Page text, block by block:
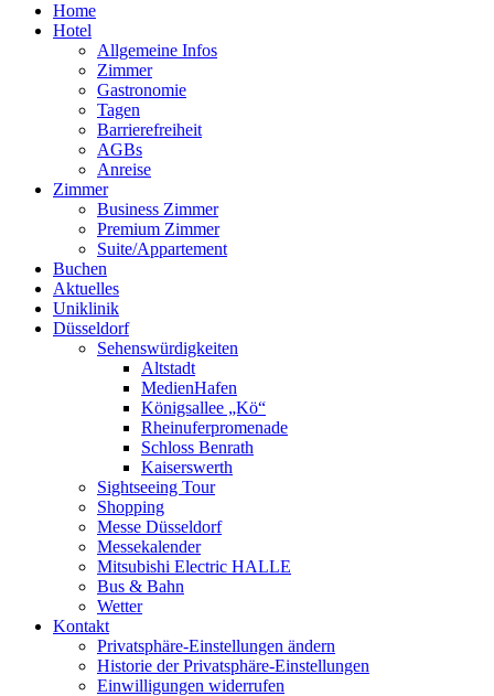
Home
Hotel
Allgemeine Infos
Zimmer
Gastronomie
Tagen
Barrierefreiheit
AGBs
Anreise
Zimmer
Business Zimmer
Premium Zimmer
Suite/Appartement
Buchen
Aktuelles
Uniklinik
Düsseldorf
Sehenswürdigkeiten
Altstadt
MedienHafen
Königsallee „Kö“
Rheinuferpromenade
Schloss Benrath
Kaiserswerth
Sightseeing Tour
Shopping
Messe Düsseldorf
Messekalender
Mitsubishi Electric HALLE
Bus & Bahn
Wetter
Kontakt
Privatsphäre-Einstellungen ändern
Historie der Privatsphäre-Einstellungen
Einwilligungen widerrufen